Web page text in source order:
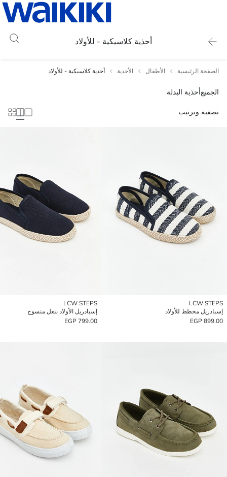
أحذية كلاسيكية - للأولاد
الصفحة الرئيسية الأطفال الأحذية أحذية كلاسيكية - للأولاد
الجميعأحذية البدلة
تصفية وترتيب
LCW STEPS
إسبادريل مخطط للأولاد
899.00 EGP
LCW STEPS
إسبادريل الأولاد بنعل منسوج
799.00 EGP